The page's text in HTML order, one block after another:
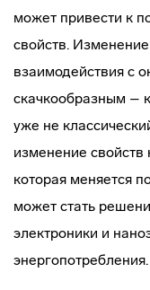
может привести к
свойств.
взаимодействия с
скачкообразным –
уже не
изменение свойств
которая меняется
может стать
электроники и
энергопотребления.